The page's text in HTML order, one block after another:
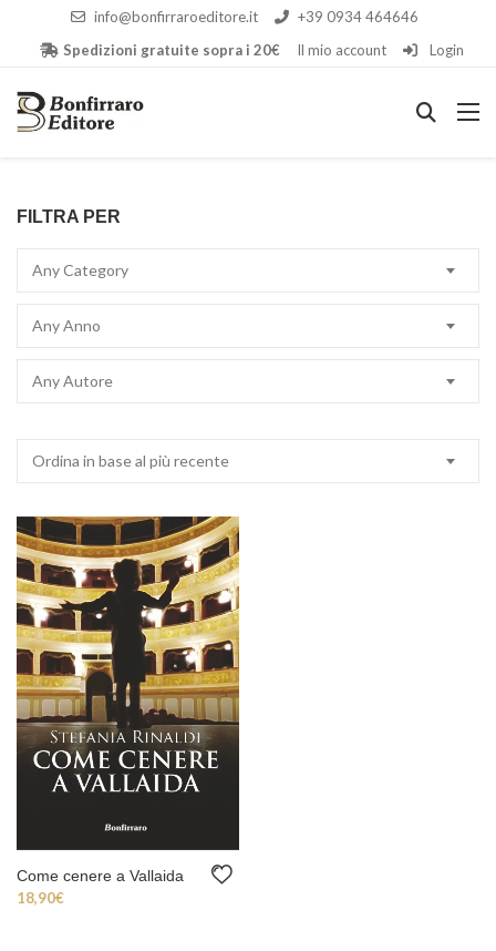
info@bonfirraroeditore.it
+39 0934 464646
Spedizioni gratuite sopra i 20€
Il mio account Login
FILTRA PER
Any Category
Any Anno
Any Autore
Ordina in base al più recente
Come cenere a Vallaida
18,90€